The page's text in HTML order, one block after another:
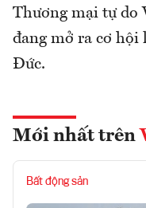
Thương mại tự do
đang mở ra cơ hội
Đức.
Mới nhất trên
Bất động sản